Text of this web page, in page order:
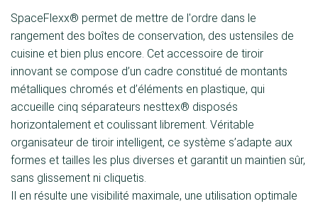
SpaceFlexx® permet de mettre de l'ordre dans le
rangement des boîtes de conservation, des ustensiles de
cuisine et bien plus encore. Cet accessoire de tiroir
innovant se compose d’un cadre constitué de montants
métalliques chromés et d’éléments en plastique, qui
accueille cinq séparateurs nesttex® disposés
horizontalement et coulissant librement. Véritable
organisateur de tiroir intelligent, ce système s’adapte aux
formes et tailles les plus diverses et garantit un maintien sûr,
sans glissement ni cliquetis.
Il en résulte une visibilité maximale, une utilisation optimale